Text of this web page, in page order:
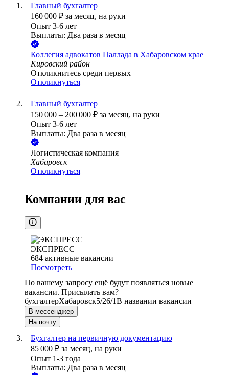
Главный бухгалтер
160 000 ₽ за месяц, на руки
Опыт 3-6 лет
Выплаты: Два раза в месяц
Коллегия адвокатов Паллада в Хабаровском крае
Кировский район
Откликнитесь среди первых
Откликнуться
Главный бухгалтер
150 000 – 200 000 ₽ за месяц, на руки
Опыт 3-6 лет
Выплаты: Два раза в месяц
Логистическая компания
Хабаровск
Откликнуться
Компании для вас
ЭКСПРЕСС
684 активные вакансии
Посмотреть
По вашему запросу ещё будут появляться новые
вакансии. Присылать вам?
бухгалтерХабаровск5/26/1В названии вакансии
В мессенджер
На почту
Бухгалтер на первичную документацию
85 000 ₽ за месяц, на руки
Опыт 1-3 года
Выплаты: Два раза в месяц